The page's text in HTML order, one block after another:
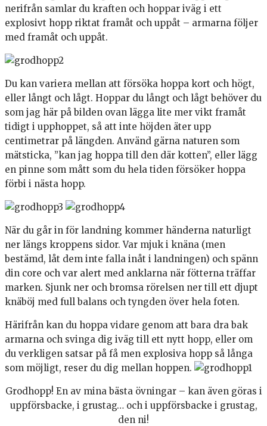
nerifrån samlar du kraften och hoppar iväg i ett
explosivt hopp riktat framåt och uppåt – armarna följer
med framåt och uppåt.
Du kan variera mellan att försöka hoppa kort och högt,
eller långt och lågt. Hoppar du långt och lågt behöver du
som jag här på bilden ovan lägga lite mer vikt framåt
tidigt i upphoppet, så att inte höjden äter upp
centimetrar på längden. Använd gärna naturen som
mätsticka, ”kan jag hoppa till den där kotten”, eller lägg
en pinne som mått som du hela tiden försöker hoppa
förbi i nästa hopp.
När du går in för landning kommer händerna naturligt
ner längs kroppens sidor. Var mjuk i knäna (men
bestämd, låt dem inte falla inåt i landningen) och spänn
din core och var alert med anklarna när fötterna träffar
marken. Sjunk ner och bromsa rörelsen ner till ett djupt
knäböj med full balans och tyngden över hela foten.
Härifrån kan du hoppa vidare genom att bara dra bak
armarna och svinga dig iväg till ett nytt hopp, eller om
du verkligen satsar på få men explosiva hopp så långa
som möjligt, reser du dig mellan hoppen.
Grodhopp! En av mina bästa övningar – kan även göras i
uppförsbacke, i grustag… och i uppförsbacke i grustag,
den ni!